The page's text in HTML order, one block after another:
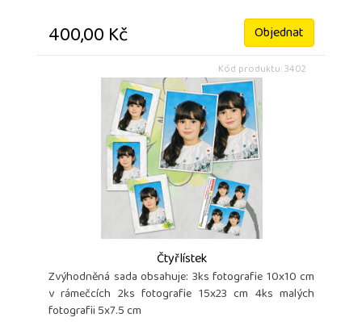
400,00 Kč Objednat
Kód produktu: 3402
Čtyřlístek
Zvýhodněná sada obsahuje: 3ks fotografie 10x10 cm
v rámečcích 2ks fotografie 15x23 cm 4ks malých
fotografii 5x7.5 cm